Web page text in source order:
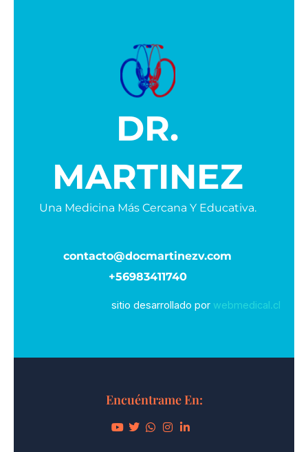
DR.
MARTINEZ
Una Medicina Más Cercana Y Educativa.
contacto@docmartinezv.com
+56983411740
sitio desarrollado por webmedical.cl
Encuéntrame En: